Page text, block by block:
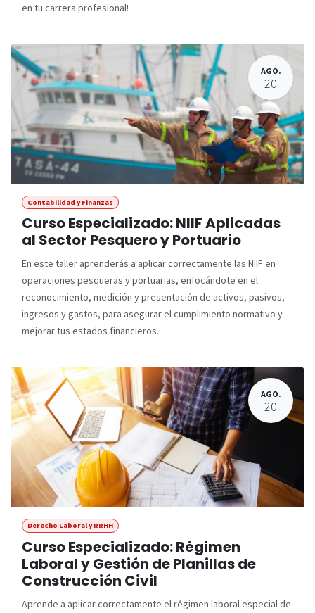
en tu carrera profesional!
AGO.
20
Contabilidad y Finanzas
Curso Especializado: NIIF Aplicadas
al Sector Pesquero y Portuario
En este taller aprenderás a aplicar correctamente las NIIF en
operaciones pesqueras y portuarias, enfocándote en el
reconocimiento, medición y presentación de activos, pasivos,
ingresos y gastos, para asegurar el cumplimiento normativo y
mejorar tus estados financieros.
AGO.
20
Derecho Laboral y RRHH
Curso Especializado: Régimen
Laboral y Gestión de Planillas de
Construcción Civil
Aprende a aplicar correctamente el régimen laboral especial de